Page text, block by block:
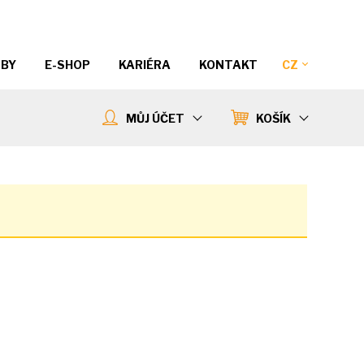
CZ
E-SHOP KARIÉRA KONTAKT
KOŠÍK
MŮJ ÚČET